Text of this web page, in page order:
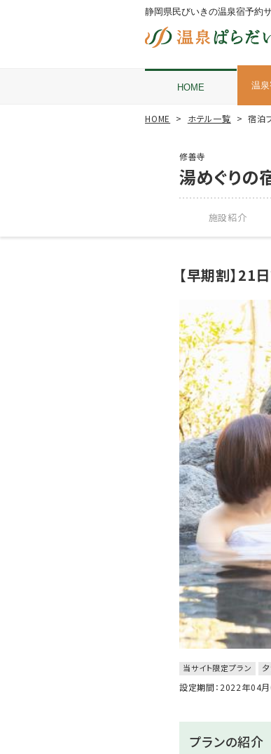
静岡県民びいきの温泉宿予約
HOME 温
HOME ホテル一覧 宿泊
修善寺
湯めぐりの
施設紹介
【早期割】21
当サイト限定プラン
設定期間：2022年04
プランの紹介